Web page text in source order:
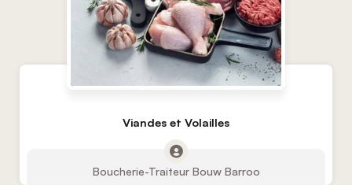
Viandes et Volailles
Boucherie-Traiteur Bouw Barroo